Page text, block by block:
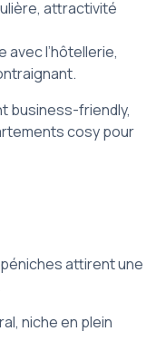
attractivité
l’hôtellerie,
business-friendly,
cosy pour
attirent une
niche en plein